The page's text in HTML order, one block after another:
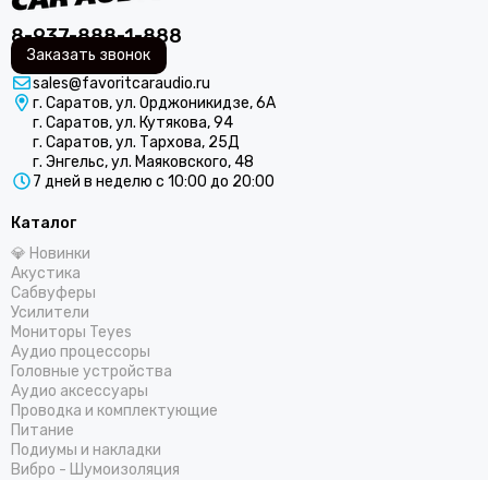
8-937-888-1-888
Заказать звонок
sales@favoritcaraudio.ru
г. Саратов, ул. Орджоникидзе, 6А
г. Саратов, ул. Кутякова, 94
г. Саратов, ул. Тархова, 25Д
г. Энгельс, ул. Маяковского, 48
7 дней в неделю с 10:00 до 20:00
Каталог
💎 Новинки
Акустика
Сабвуферы
Усилители
Мониторы Teyes
Аудио процессоры
Головные устройства
Аудио аксессуары
Проводка и комплектующие
Питание
Подиумы и накладки
Вибро - Шумоизоляция